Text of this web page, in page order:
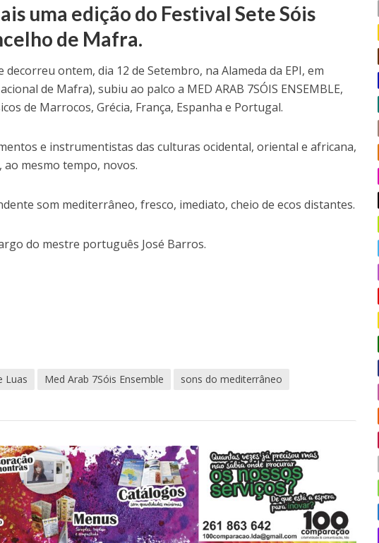
uma edição do Festival Sete Sóis
de Mafra.
ontem, dia 12 de Setembro, na Alameda da EPI, em
de Mafra), subiu ao palco a MED ARAB 7SÓIS ENSEMBLE,
de Marrocos, Grécia, França, Espanha e Portugal.
e instrumentistas das culturas ocidental, oriental e africana,
mesmo tempo, novos.
som mediterrâneo, fresco, imediato, cheio de ecos distantes.
do mestre português José Barros.
Luas Med Arab 7Sóis Ensemble sons do mediterrâneo